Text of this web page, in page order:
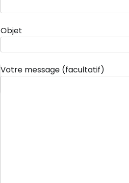
Objet
Votre message (facultatif)